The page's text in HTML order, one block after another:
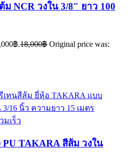
NCR วงใน 3/8″ ยาว 100
฿.18,000฿ Original price was:
PU TAKARA สีส้ม วงใน